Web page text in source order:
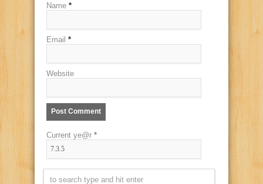
Name *
Email *
Website
Current ye@r *